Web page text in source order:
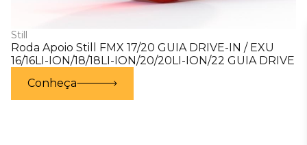
Still
Roda Apoio Still FMX 17/20 GUIA DRIVE-IN / EXU
16/16LI-ION/18/18LI-ION/20/20LI-ION/22 GUIA DRIVE
Conheça